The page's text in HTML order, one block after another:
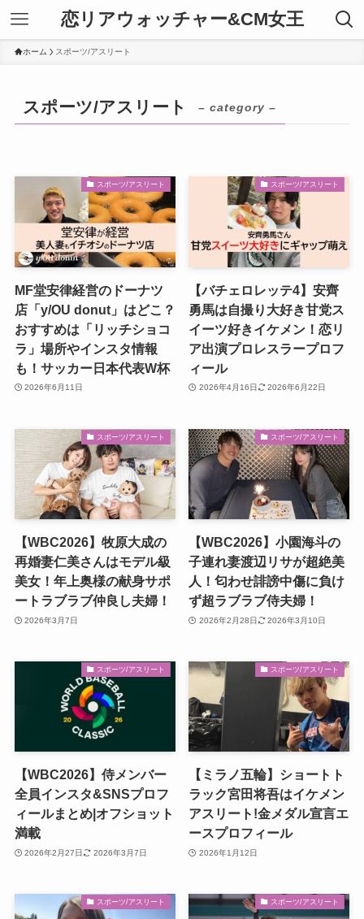
恋リアウォッチャー&CM女王
ホーム スポーツ/アスリート
スポーツ/アスリート – category –
スポーツ/アスリート
MF堂安律経営のドーナツ
店「y/OU donut」はどこ？
おすすめは「リッチショコ
ラ」場所やインスタ情報
も！サッカー日本代表W杯
2026年6月11日
スポーツ/アスリート
【バチェロレッテ4】安齊
勇馬は自撮り大好き甘党ス
イーツ好きイケメン！恋リ
ア出演プロレスラープロフ
ィール
2026年4月16日 2026年6月22日
スポーツ/アスリート
【WBC2026】牧原大成の
再婚妻仁美さんはモデル級
美女！年上奥様の献身サポ
ートラブラブ仲良し夫婦！
2026年3月7日
スポーツ/アスリート
【WBC2026】小園海斗の
子連れ妻渡辺リサが超絶美
人！匂わせ誹謗中傷に負け
ず超ラブラブ侍夫婦！
2026年2月28日 2026年3月10日
スポーツ/アスリート
【WBC2026】侍メンバー
全員インスタ&SNSプロフ
ィールまとめ|オフショット
満載
2026年2月27日 2026年3月7日
スポーツ/アスリート
【ミラノ五輪】ショートト
ラック宮⽥将吾はイケメン
アスリート!金メダル宣言エ
ースプロフィール
2026年1月12日
スポーツ/アスリート スポーツ/アスリート